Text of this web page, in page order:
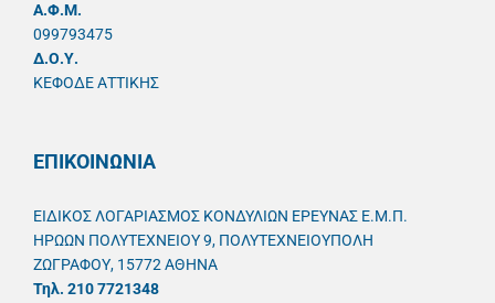
A.Φ.Μ.
099793475
Δ.Ο.Υ.
ΚΕΦΟΔΕ ΑΤΤΙΚΗΣ
ΕΠΙΚΟΙΝΩΝΙΑ
ΕΙΔΙΚΟΣ ΛΟΓΑΡΙΑΣΜΟΣ ΚΟΝΔΥΛΙΩΝ ΕΡΕΥΝΑΣ Ε.Μ.Π.
ΗΡΩΩΝ ΠΟΛΥΤΕΧΝΕΙΟΥ 9, ΠΟΛΥΤΕΧΝΕΙΟΥΠΟΛΗ
ΖΩΓΡΑΦΟΥ, 15772 ΑΘΗΝΑ
Τηλ. 210 7721348